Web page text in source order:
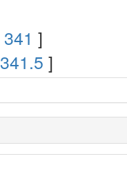
341 ]
341.5 ]